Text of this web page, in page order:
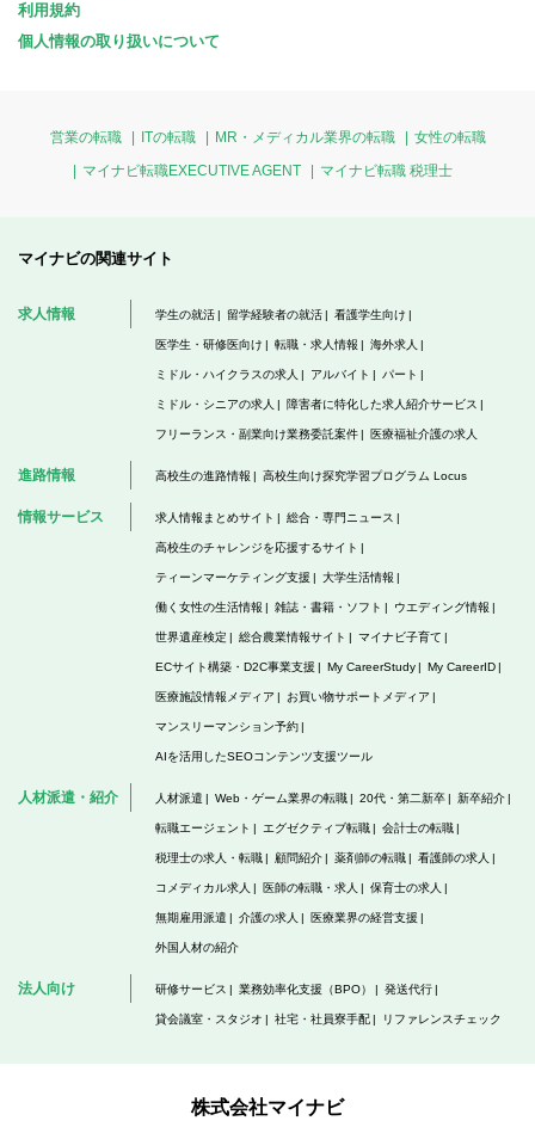
利用規約
個人情報の取り扱いについて
営業の転職 ITの転職 MR・メディカル業界の転職
女性の転職
マイナビ転職EXECUTIVE AGENT
マイナビ転職 税理士
マイナビの関連サイト
求人情報 学生の就活 留学経験者の就活 看護学生向け
医学生・研修医向け 転職・求人情報 海外求人
ミドル・ハイクラスの求人 アルバイト パート
ミドル・シニアの求人 障害者に特化した求人紹介サービス
フリーランス・副業向け業務委託案件 医療福祉介護の求人
進路情報 高校生の進路情報 高校生向け探究学習プログラム Locus
情報サービス 求人情報まとめサイト 総合・専門ニュース
高校生のチャレンジを応援するサイト
ティーンマーケティング支援 大学生活情報
働く女性の生活情報 雑誌・書籍・ソフト ウエディング情報
世界遺産検定 総合農業情報サイト マイナビ子育て
ECサイト構築・D2C事業支援 My CareerStudy My CareerID
医療施設情報メディア お買い物サポートメディア
マンスリーマンション予約
AIを活用したSEOコンテンツ支援ツール
人材派遣・紹介 人材派遣 Web・ゲーム業界の転職 20代・第二新卒 新卒紹介
転職エージェント エグゼクティブ転職 会計士の転職
税理士の求人・転職 顧問紹介 薬剤師の転職 看護師の求人
コメディカル求人 医師の転職・求人 保育士の求人
無期雇用派遣 介護の求人 医療業界の経営支援
外国人材の紹介
法人向け 研修サービス 業務効率化支援（BPO） 発送代行
貸会議室・スタジオ 社宅・社員寮手配 リファレンスチェック
株式会社マイナビ